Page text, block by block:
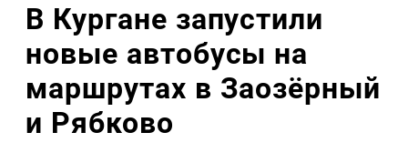
В Кургане запустили
новые автобусы на
маршрутах в Заозёрный
и Рябково